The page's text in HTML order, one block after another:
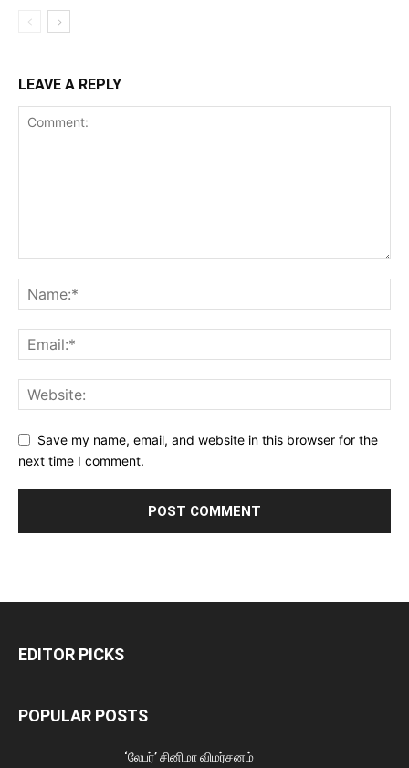
LEAVE A REPLY
Save my name, email, and website in this browser for the
next time I comment.
EDITOR PICKS
POPULAR POSTS
‘லேபர்’ சினிமா விமர்சனம்